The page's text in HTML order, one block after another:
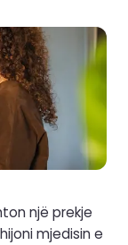
një prekje
mjedisin e